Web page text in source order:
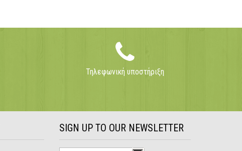
Τηλεφωνική υποστήριξη
SIGN UP TO OUR NEWSLETTER